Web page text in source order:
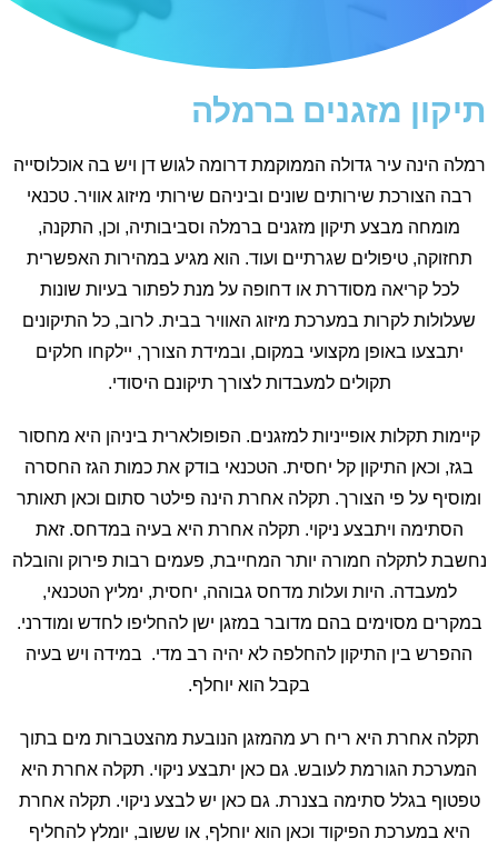
תיקון מזגנים ברמלה
רמלה הינה עיר גדולה הממוקמת דרומה לגוש דן ויש בה אוכלוסייה
רבה הצורכת שירותים שונים וביניהם שירותי מיזוג אוויר. טכנאי
מומחה מבצע תיקון מזגנים ברמלה וסביבותיה, וכן, התקנה,
תחזוקה, טיפולים שגרתיים ועוד. הוא מגיע במהירות האפשרית
לכל קריאה מסודרת או דחופה על מנת לפתור בעיות שונות
שעלולות לקרות במערכת מיזוג האוויר בבית. לרוב, כל התיקונים
יתבצעו באופן מקצועי במקום, ובמידת הצורך, יילקחו חלקים
תקולים למעבדות לצורך תיקונם היסודי.
קיימות תקלות אופייניות למזגנים. הפופולארית ביניהן היא מחסור
בגז, וכאן התיקון קל יחסית. הטכנאי בודק את כמות הגז החסרה
ומוסיף על פי הצורך. תקלה אחרת הינה פילטר סתום וכאן תאותר
הסתימה ויתבצע ניקוי. תקלה אחרת היא בעיה במדחס. זאת
נחשבת לתקלה חמורה יותר המחייבת, פעמים רבות פירוק והובלה
למעבדה. היות ועלות מדחס גבוהה, יחסית, ימליץ הטכנאי,
במקרים מסוימים בהם מדובר במזגן ישן להחליפו לחדש ומודרני.
ההפרש בין התיקון להחלפה לא יהיה רב מדי. במידה ויש בעיה
בקבל הוא יוחלף.
תקלה אחרת היא ריח רע מהמזגן הנובעת מהצטברות מים בתוך
המערכת הגורמת לעובש. גם כאן יתבצע ניקוי. תקלה אחרת היא
טפטוף בגלל סתימה בצנרת. גם כאן יש לבצע ניקוי. תקלה אחרת
היא במערכת הפיקוד וכאן הוא יוחלף, או ששוב, יומלץ להחליף